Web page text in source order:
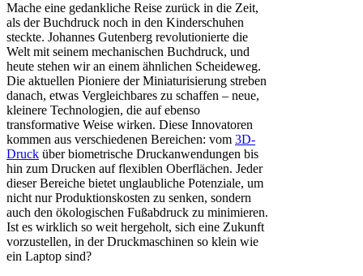
Mache eine gedankliche Reise zurück in die Zeit,
als der Buchdruck noch in den Kinderschuhen
steckte. Johannes Gutenberg revolutionierte die
Welt mit seinem mechanischen Buchdruck, und
heute stehen wir an einem ähnlichen Scheideweg.
Die aktuellen Pioniere der Miniaturisierung streben
danach, etwas Vergleichbares zu schaffen – neue,
kleinere Technologien, die auf ebenso
transformative Weise wirken. Diese Innovatoren
kommen aus verschiedenen Bereichen: vom 3D-
Druck über biometrische Druckanwendungen bis
hin zum Drucken auf flexiblen Oberflächen. Jeder
dieser Bereiche bietet unglaubliche Potenziale, um
nicht nur Produktionskosten zu senken, sondern
auch den ökologischen Fußabdruck zu minimieren.
Ist es wirklich so weit hergeholt, sich eine Zukunft
vorzustellen, in der Druckmaschinen so klein wie
ein Laptop sind?